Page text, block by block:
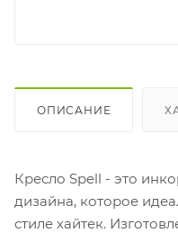
ОПИСАНИЕ
Кресло Spell - это
дизайна, которое
стиле хайтек.